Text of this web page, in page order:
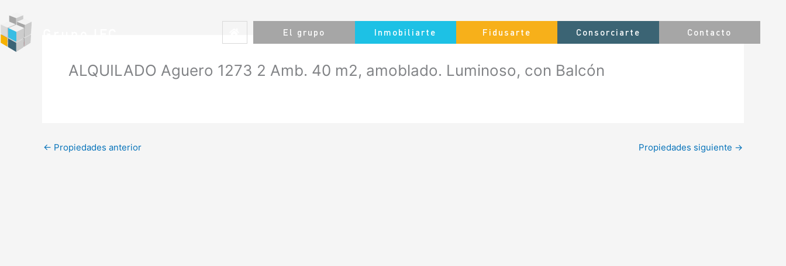
contenido
El grupo Inmobiliarte Fidusarte Consorciarte Contacto
ALQUILADO Aguero 1273 2 Amb. 40 m2, amoblado. Luminoso, con Balcón
← Propiedades anterior Propiedades siguiente →